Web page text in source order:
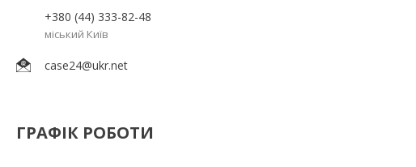
+380 (44) 333-82-48
міський Київ
case24@ukr.net
ГРАФІК РОБОТИ